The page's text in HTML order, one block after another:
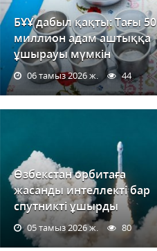
БҰҰ дабыл қақты: Тағы 50
миллион адам аштыққа
ұшырауы мүмкін
06 тамыз 2026 ж. 44
Өзбекстан орбитаға
жасанды интеллекті бар
спутникті ұшырды
05 тамыз 2026 ж. 80